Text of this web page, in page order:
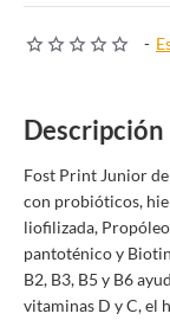
-
Descripción
Fost Print Junior
con probióticos,
liofilizada,
pantoténico y
B2, B3, B5 y B6
vitaminas D y C, el